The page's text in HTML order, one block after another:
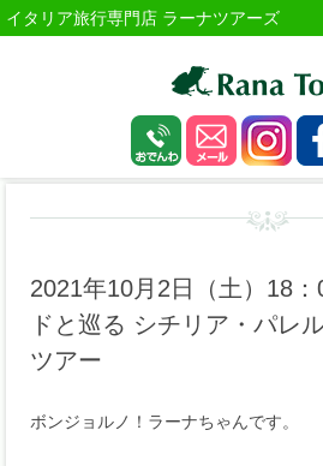
イタリア旅行専門店 ラーナツアーズ
2021年10月2日（土）18
ドと巡る シチリア・パレ
ツアー
ボンジョルノ！ラーナちゃんです。